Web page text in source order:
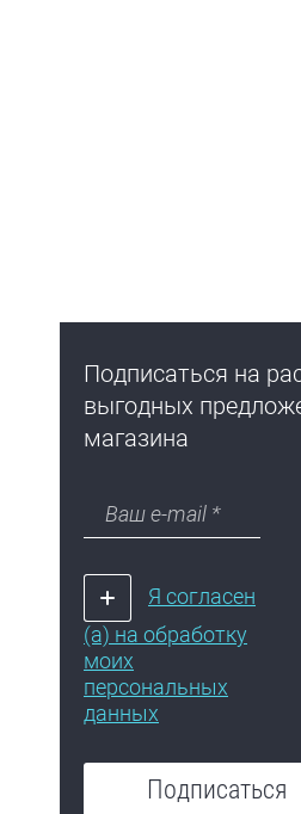
Подписаться на
выгодных
магазина
Я согласен
(а) на обработку
моих
персональных
данных
Подписаться